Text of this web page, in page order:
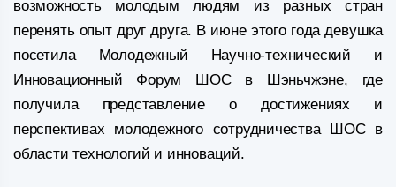
возможность молодым людям из разных стран
перенять опыт друг друга. В июне этого года девушка
посетила Молодежный Научно-технический и
Инновационный Форум ШОС в Шэньчжэне, где
получила представление о достижениях и
перспективах молодежного сотрудничества ШОС в
области технологий и инноваций.